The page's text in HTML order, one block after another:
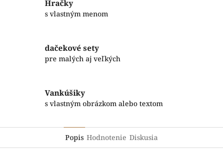
Hračky
s vlastným menom
dačekové sety
pre malých aj veľkých
Vankúšiky
s vlastným obrázkom alebo textom
Popis Hodnotenie Diskusia